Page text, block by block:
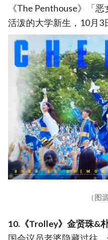
《The Penthouse》「
活泼的大学新生，10月3
（图
10.《Trolley》金贤珠&